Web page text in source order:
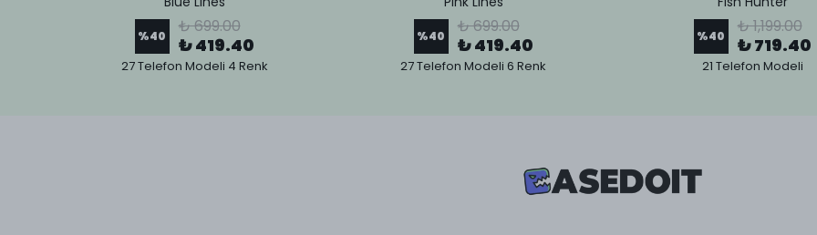
%40 ₺ 699.00
₺ 419.40
27 Telefon Modeli 4 Renk
%40 ₺ 699.00
₺ 419.40
27 Telefon Modeli 6 Renk
%40 ₺ 1,199.00
₺ 719.40
21 Telefon Modeli